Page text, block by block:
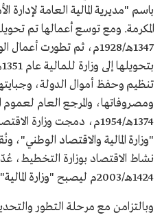
باسم "مديرية المالية العامة لإدارة
المكرمة. ومع توسع أعمالها تم
1347هـ/1928م، ثم تطورت
تنظيم وحفظ أموال الدولة،
ومصروفاتها، والمرجع العام لعموم
1374هـ/1954م، دمجت وزارة
"وزارة المالية والاقتصاد
نشاط الاقتصاد بوزارة التخطيط،
1424هـ/2003م ليصبح "وزارة المالية".
وبالتزامن مع مرحلة التطور